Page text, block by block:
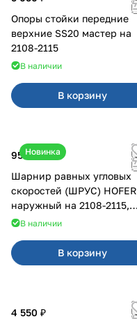
Опоры стойки передние
верхние SS20 мастер на
2108-2115
В наличии
В корзину
Новинка
950 ₽
Шарнир равных угловых
скоростей (ШРУС) HOFER
наружный на 2108-2115,
2110-2112
В наличии
В корзину
4 550 ₽